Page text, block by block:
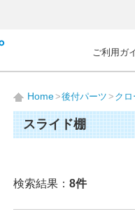
ご利用ガ
Home 後付パーツ ク
スライド棚
検索結果： 8件